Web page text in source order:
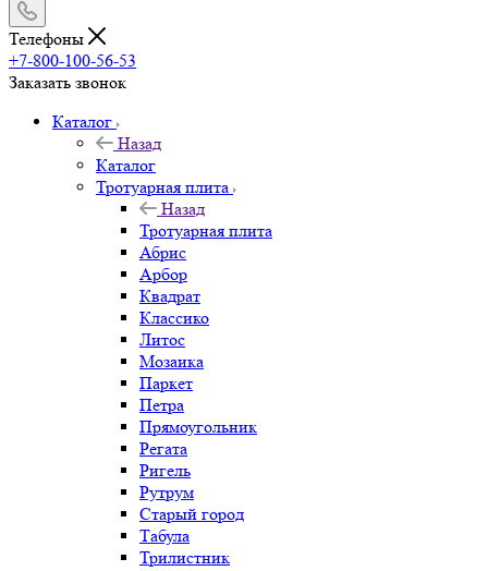
Телефоны
+7-800-100-56-53
Заказать звонок
Каталог
Назад
Каталог
Тротуарная плита
Назад
Тротуарная плита
Абрис
Арбор
Квадрат
Классико
Литос
Мозаика
Паркет
Петра
Прямоугольник
Регата
Ригель
Рутрум
Старый город
Табула
Трилистник